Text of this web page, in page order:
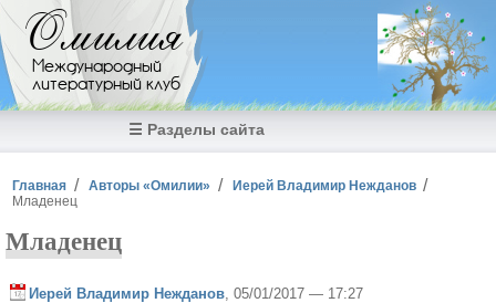
Перейти к основному содержанию
Омилия
Международный
литературный клуб
☰ Разделы сайта
Вы здесь
Главная Авторы «Омилии»
Иерей Владимир Нежданов
Младенец
Младенец
Иерей Владимир Нежданов , 05/01/2017 — 17:27